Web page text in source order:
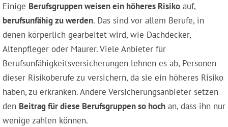
Einige Berufsgruppen weisen ein höheres Risiko auf,
berufsunfähig zu werden. Das sind vor allem Berufe, in
denen körperlich gearbeitet wird, wie Dachdecker,
Altenpfleger oder Maurer. Viele Anbieter für
Berufsunfähigkeitsversicherungen lehnen es ab, Personen
dieser Risikoberufe zu versichern, da sie ein höheres Risiko
haben, zu erkranken. Andere Versicherungsanbieter setzen
den Beitrag für diese Berufsgruppen so hoch an, dass ihn nur
wenige zahlen können.